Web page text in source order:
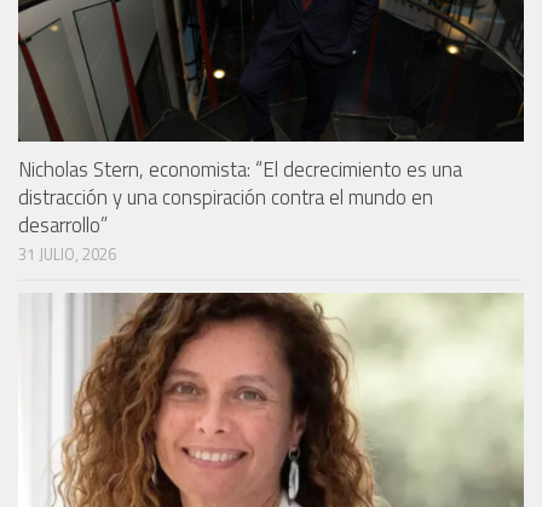
Nicholas Stern, economista: “El decrecimiento es una
distracción y una conspiración contra el mundo en
desarrollo”
31 JULIO, 2026